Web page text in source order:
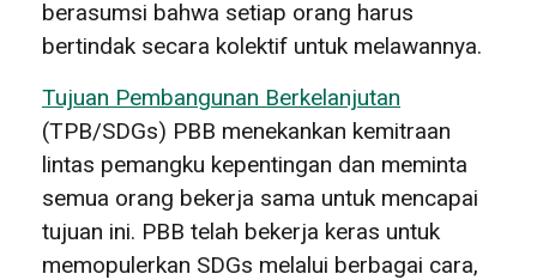
berasumsi bahwa setiap orang harus
bertindak secara kolektif untuk melawannya.
Tujuan Pembangunan Berkelanjutan
(TPB/SDGs) PBB menekankan kemitraan
lintas pemangku kepentingan dan meminta
semua orang bekerja sama untuk mencapai
tujuan ini. PBB telah bekerja keras untuk
memopulerkan SDGs melalui berbagai cara,